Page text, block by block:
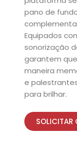
pano de
Equipados
sonorização
garantem
maneira
e
para brilhar.
SOLICITAR